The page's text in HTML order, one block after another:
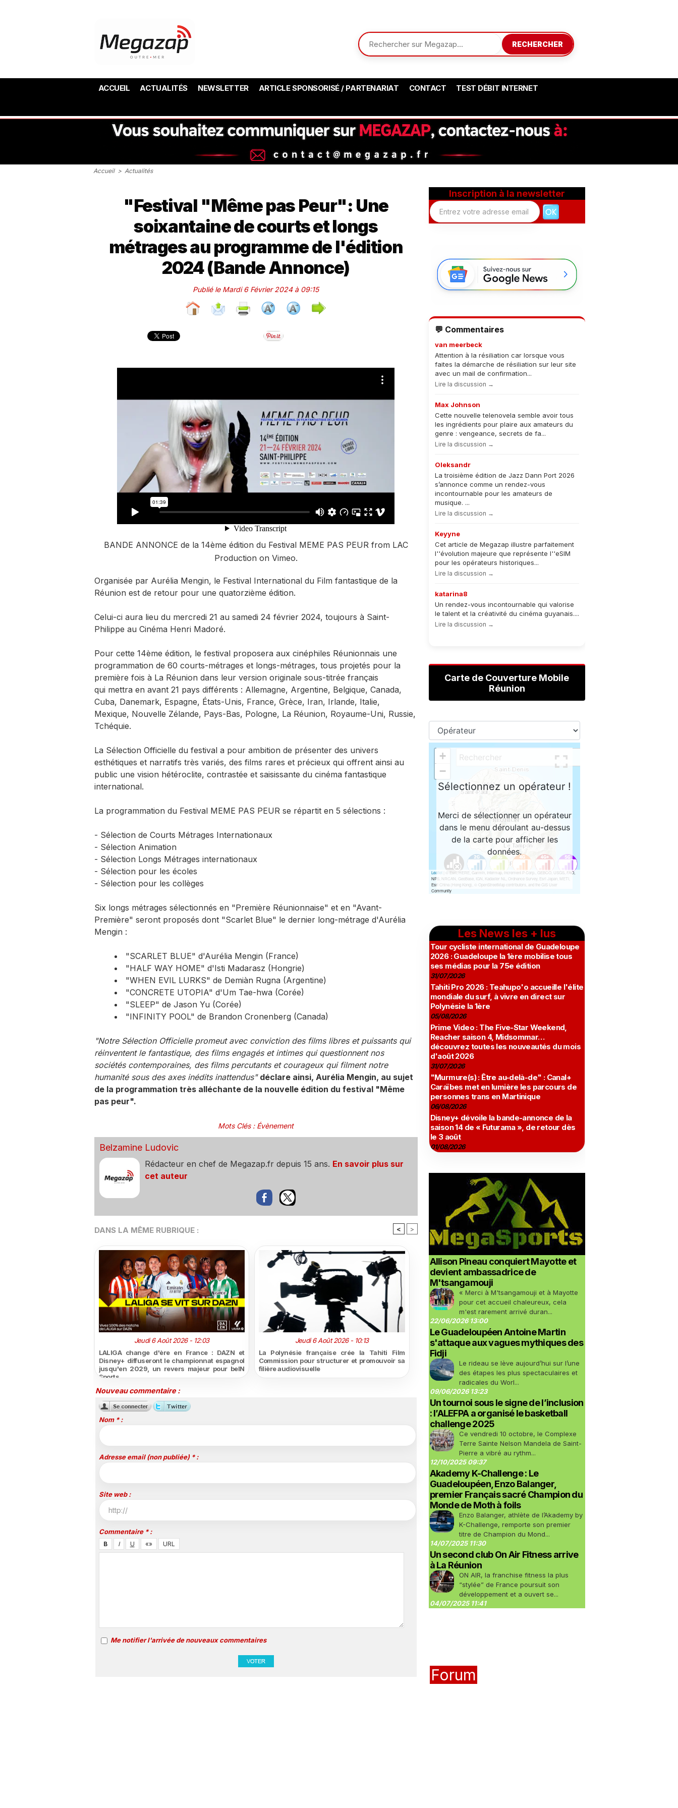
RECHERCHER
ACCUEIL ACTUALITÉS NEWSLETTER ARTICLE SPONSORISÉ / PARTENARIAT CONTACT TEST DÉBIT INTERNET
Accueil > Actualités
"Festival "Même pas Peur": Une
soixantaine de courts et longs
métrages au programme de l'édition
2024 (Bande Annonce)
Publié le Mardi 6 Février 2024 à 09:15
BANDE ANNONCE de la 14ème édition du Festival MEME PAS PEURfrom LAC
Production on Vimeo.
Organisée par Aurélia Mengin, le Festival International du Film fantastique de la
Réunion est de retour pour une quatorzième édition.
Celui-ci aura lieu du mercredi 21 au samedi 24 février 2024, toujours à Saint-
Philippe au Cinéma Henri Madoré.
Pour cette 14ème édition, le festival proposera aux cinéphiles Réunionnais une
programmation de 60 courts-métrages et longs-métrages, tous projetés pour la
première fois à La Réunion dans leur version originale sous-titrée français
qui mettra en avant 21 pays différents : Allemagne, Argentine, Belgique, Canada,
Cuba, Danemark, Espagne, États-Unis, France, Grèce, Iran, Irlande, Italie,
Mexique, Nouvelle Zélande, Pays-Bas, Pologne, La Réunion, Royaume-Uni, Russie,
Tchéquie.
La Sélection Officielle du festival a pour ambition de présenter des univers
esthétiques et narratifs très variés, des films rares et précieux qui offrent ainsi au
public une vision hétéroclite, contrastée et saisissante du cinéma fantastique
international.
La programmation du Festival MEME PAS PEUR se répartit en 5 sélections :
- Sélection de Courts Métrages Internationaux
- Sélection Animation
- Sélection Longs Métrages internationaux
- Sélection pour les écoles
- Sélection pour les collèges
​Six longs métrages sélectionnés en "Première Réunionnaise" et en "Avant-
Première" seront proposés dont "Scarlet Blue" le dernier long-métrage d'Aurélia
Mengin :
"SCARLET BLUE" d'Aurélia Mengin (France)
"HALF WAY HOME" d'Isti Madarasz (Hongrie)
"WHEN EVIL LURKS" de Demiàn Rugna (Argentine)
"CONCRETE UTOPIA" d'Um Tae-hwa (Corée)
"SLEEP" de Jason Yu (Corée)
"INFINITY POOL" de Brandon Cronenberg (Canada)
"Notre Sélection Officielle promeut avec conviction des films libres et puissants qui
réinventent le fantastique, des films engagés et intimes qui questionnent nos
sociétés contemporaines, des films percutants et courageux qui filment notre
humanité sous des axes inédits inattendus" déclare ainsi, Aurélia Mengin, au sujet
de la programmation très alléchante de la nouvelle édition du festival "Même
pas peur".
Mots Clés: Évènement
Belzamine Ludovic
Rédacteur en chef de Megazap.fr depuis 15 ans. En savoir plus sur
cet auteur
DANS LA MÊME RUBRIQUE : < >
Jeudi 6 Août 2026 - 12:03
LALIGA change d'ère en France : DAZN et
Disney+ diffuseront le championnat espagnol
jusqu'en 2029, un revers majeur pour beIN
Sports
Jeudi 6 Août 2026 - 10:13
La Polynésie française crée la Tahiti Film
Commission pour structurer et promouvoir sa
filière audiovisuelle
Nouveau commentaire :
Nom * :
Adresse email (non publiée) * :
Site web :
Commentaire * :
Me notifier l'arrivée de nouveaux commentaires
Inscription à la newsletter
💬 Commentaires
van meerbeck
Attention à la résiliation car lorsque vous
faites la démarche de résiliation sur leur site
avec un mail de confirmation...
Lire la discussion →
Max Johnson
Cette nouvelle telenovela semble avoir tous
les ingrédients pour plaire aux amateurs du
genre : vengeance, secrets de fa...
Lire la discussion →
Oleksandr
La troisième édition de Jazz Dann Port 2026
s’annonce comme un rendez-vous
incontournable pour les amateurs de
musique. ...
Lire la discussion →
Keyyne
Cet article de Megazap illustre parfaitement
l''évolution majeure que représente l''eSIM
pour les opérateurs historiques...
Lire la discussion →
katarina8
Un rendez-vous incontournable qui valorise
le talent et la créativité du cinéma guyanais....
Lire la discussion →
Carte de Couverture Mobile
Réunion
Les News les + lus
Tour cycliste international de Guadeloupe
2026 : Guadeloupe la 1ère mobilise tous
ses médias pour la 75e édition
31/07/2026
Tahiti Pro 2026 : Teahupo'o accueille l'élite
mondiale du surf, à vivre en direct sur
Polynésie la 1ère
05/08/2026
Prime Video : The Five-Star Weekend,
Reacher saison 4, Midsommar…
découvrez toutes les nouveautés du mois
d'août 2026
31/07/2026
"Murmure(s) : Être au-delà-de" : Canal+
Caraïbes met en lumière les parcours de
personnes trans en Martinique
06/08/2026
Disney+ dévoile la bande-annonce de la
saison 14 de « Futurama », de retour dès
le 3 août
01/08/2026
Allison Pineau conquiert Mayotte et
devient ambassadrice de
M'tsangamouji
« Merci à M'tsangamouji et à Mayotte
pour cet accueil chaleureux, cela
m'est rarement arrivé duran...
22/06/2026 13:00
Le Guadeloupéen Antoine Martin
s'attaque aux vagues mythiques des
Fidji
Le rideau se lève aujourd’hui sur l’une
des étapes les plus spectaculaires et
radicales du Worl...
09/06/2026 13:23
Un tournoi sous le signe de l’inclusion
: l’ALEFPA a organisé le basketball
challenge 2025
Ce vendredi 10 octobre, le Complexe
Terre Sainte Nelson Mandela de Saint-
Pierre a vibré au rythm...
12/10/2025 09:37
Akademy K-Challenge : Le
Guadeloupéen, Enzo Balanger,
premier Français sacré Champion du
Monde de Moth à foils
Enzo Balanger, athlète de l’Akademy by
K-Challenge, remporte son premier
titre de Champion du Mond...
14/07/2025 11:30
Un second club On Air Fitness arrive
à La Réunion
ON AIR, la franchise fitness la plus
“stylée” de France poursuit son
développement et a ouvert se...
04/07/2025 11:41
Forum